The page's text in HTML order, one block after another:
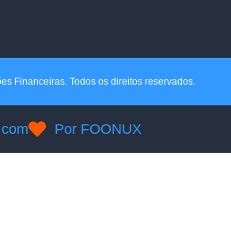
Financeiras. Todos os direitos reservados.
Por FOONUX